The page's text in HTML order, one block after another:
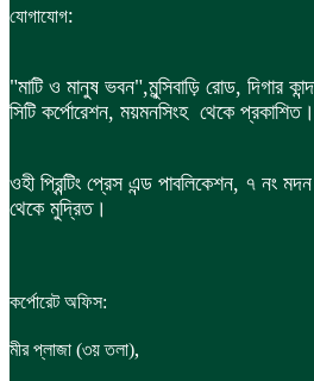
যোগাযোগ:
"মাটি ও মানুষ ভবন",মুন্সিবাড়ি রোড, দিগার
সিটি কর্পোরেশন, ময়মনসিংহ থেকে প্রকাশিত।
ওহী প্রিন্টিং প্রেস এন্ড পাবলিকেশন, ৭ নং
থেকে মুদ্রিত।
কর্পোরেট অফিস:
মীর প্লাজা (৩য় তলা),